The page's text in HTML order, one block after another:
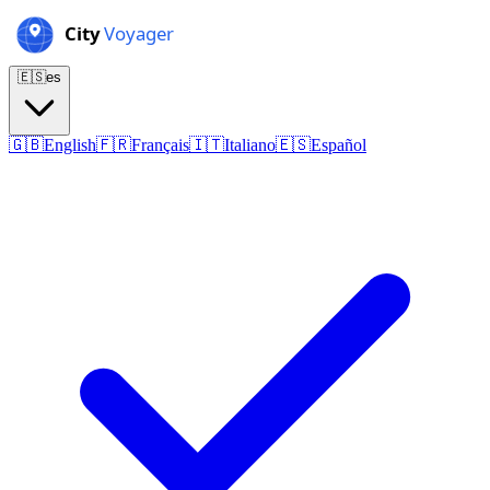
🇪🇸es
🇬🇧English🇫🇷Français🇮🇹Italiano🇪🇸Español